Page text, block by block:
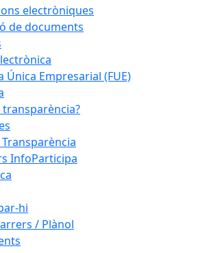
electròniques
de documents
Única Empresarial (FUE)
transparència?
InfoParticipa
hi
/ Plànol